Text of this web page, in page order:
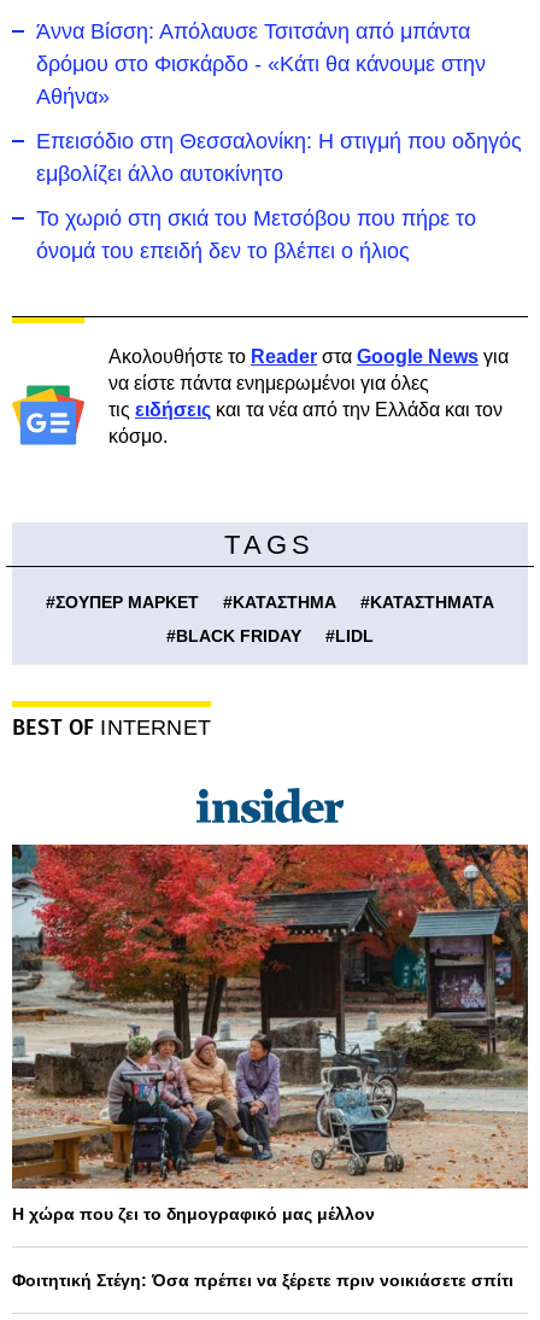
Άννα Βίσση: Απόλαυσε Τσιτσάνη από μπάντα
δρόμου στο Φισκάρδο - «Κάτι θα κάνουμε στην
Αθήνα»
Επεισόδιο στη Θεσσαλονίκη: Η στιγμή που οδηγός
εμβολίζει άλλο αυτοκίνητο
Το χωριό στη σκιά του Μετσόβου που πήρε το
όνομά του επειδή δεν το βλέπει ο ήλιος
Ακολουθήστε το Reader στα Google News για
να είστε πάντα ενημερωμένοι για όλες
τις ειδήσεις και τα νέα από την Ελλάδα και τον
κόσμο.
TAGS
#ΣΟΥΠΕΡ ΜΑΡΚΕΤ #ΚΑΤΑΣΤΗΜΑ #ΚΑΤΑΣΤΗΜΑΤΑ
#BLACK FRIDAY #LIDL
BEST OF INTERNET
Η χώρα που ζει το δημογραφικό μας μέλλον
Φοιτητική Στέγη: Όσα πρέπει να ξέρετε πριν νοικιάσετε σπίτι